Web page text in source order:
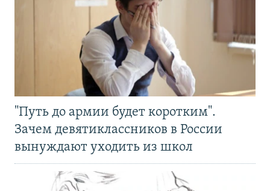
"Путь до армии будет коротким".
Зачем девятиклассников в России
вынуждают уходить из школ